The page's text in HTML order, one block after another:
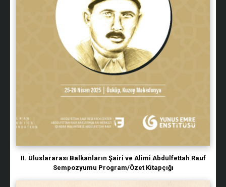
II. Uluslararası Balkanların Şairi ve Alimi Abdülfettah Rauf
Sempozyumu Program/Özet Kitapçığı